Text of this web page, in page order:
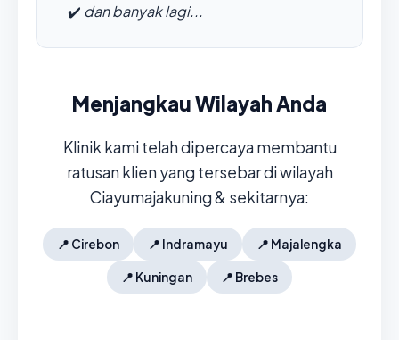
✔️ dan banyak lagi...
Menjangkau Wilayah Anda
Klinik kami telah dipercaya membantu
ratusan klien yang tersebar di wilayah
Ciayumajakuning & sekitarnya:
📍 Cirebon 📍 Indramayu 📍 Majalengka
📍 Kuningan 📍 Brebes